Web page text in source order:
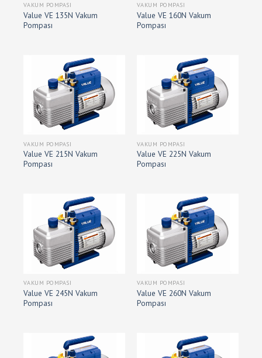
VAKUM POMPASI
Value VE 135N Vakum
Pompası
VAKUM POMPASI
Value VE 160N Vakum
Pompası
VAKUM POMPASI
Value VE 215N Vakum
Pompası
VAKUM POMPASI
Value VE 225N Vakum
Pompası
VAKUM POMPASI
Value VE 245N Vakum
Pompası
VAKUM POMPASI
Value VE 260N Vakum
Pompası